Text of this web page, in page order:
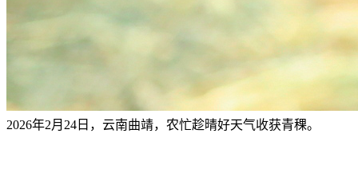
2026年2月24日，云南曲靖，农忙趁晴好天气收获青稞。